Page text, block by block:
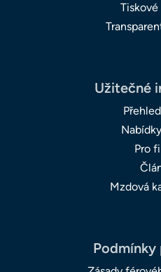
Tiskové
Užitečné
Pro
Mzdová
Podmínky